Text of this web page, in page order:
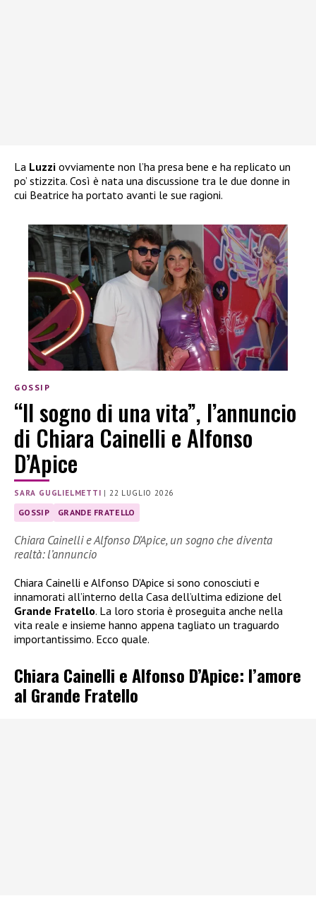
La Luzzi ovviamente non l’ha presa bene e ha replicato un
po’ stizzita. Così è nata una discussione tra le due donne in
cui Beatrice ha portato avanti le sue ragioni.
GOSSIP
“Il sogno di una vita”, l’annuncio
di Chiara Cainelli e Alfonso
D’Apice
SARA GUGLIELMETTI | 22 LUGLIO 2026
GOSSIP GRANDE FRATELLO
Chiara Cainelli e Alfonso D’Apice, un sogno che diventa
realtà: l’annuncio
Chiara Cainelli e Alfonso D’Apice si sono conosciuti e
innamorati all’interno della Casa dell’ultima edizione del
Grande Fratello. La loro storia è proseguita anche nella
vita reale e insieme hanno appena tagliato un traguardo
importantissimo. Ecco quale.
Chiara Cainelli e Alfonso D’Apice: l’amore
al Grande Fratello